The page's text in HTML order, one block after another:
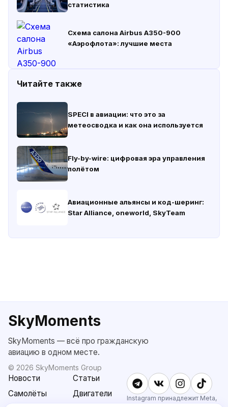
статистика
Схема салона Airbus A350-900
«Аэрофлота»: лучшие места
Читайте также
SPECI в авиации: что это за
метеосводка и как она используется
Fly-by-wire: цифровая эра управления
полётом
Авиационные альянсы и код-шеринг:
Star Alliance, oneworld, SkyTeam
SkyMoments
SkyMoments — всё про гражданскую
авиацию в одном месте.
© 2026 SkyMoments Group
Новости
Статьи
Самолёты
Двигатели
Instagram принадлежит Meta,